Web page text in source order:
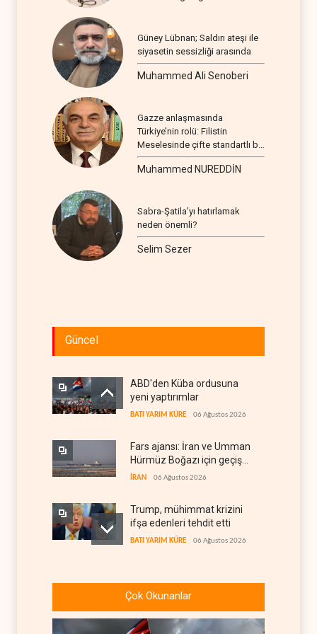
Güney Lübnan; Saldırı ateşi ile
siyasetin sessizliği arasında
Muhammed Ali Senoberi
Gazze anlaşmasında
Türkiye’nin rolü: Filistin
Meselesinde çifte standartlı bir
seyir
Muhammed NUREDDİN
Sabra-Şatila’yı hatırlamak
neden önemli?
Selim Sezer
Güncel
ABD'den Küba ordusuna
yeni yaptırımlar
BATI YARIM KÜRE 06 Ağustos 2026
Fars ajansı: İran ve Umman
Hürmüz Boğazı için geçiş
koridorlarında anlaştı
İRAN 06 Ağustos 2026
Trump, mühimmat krizini
ifşa edenleri tehdit etti
BATI YARIM KÜRE 06 Ağustos 2026
Şeria'da işgalci
yerleşimcilere cezasızlık
sağladı
Çok Okunanlar